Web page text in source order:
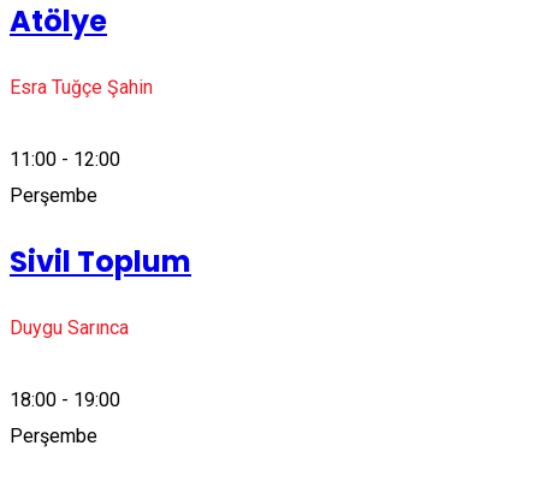
Atölye
Esra Tuğçe Şahin
11:00 - 12:00
Perşembe
Sivil Toplum
Duygu Sarınca
18:00 - 19:00
Perşembe